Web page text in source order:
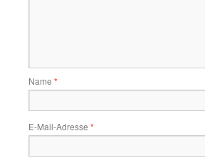
Name *
E-Mail-Adresse *